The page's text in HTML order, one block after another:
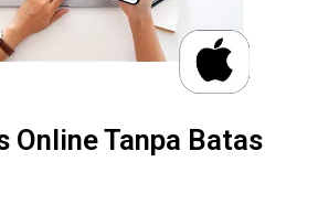
Online Tanpa Batas